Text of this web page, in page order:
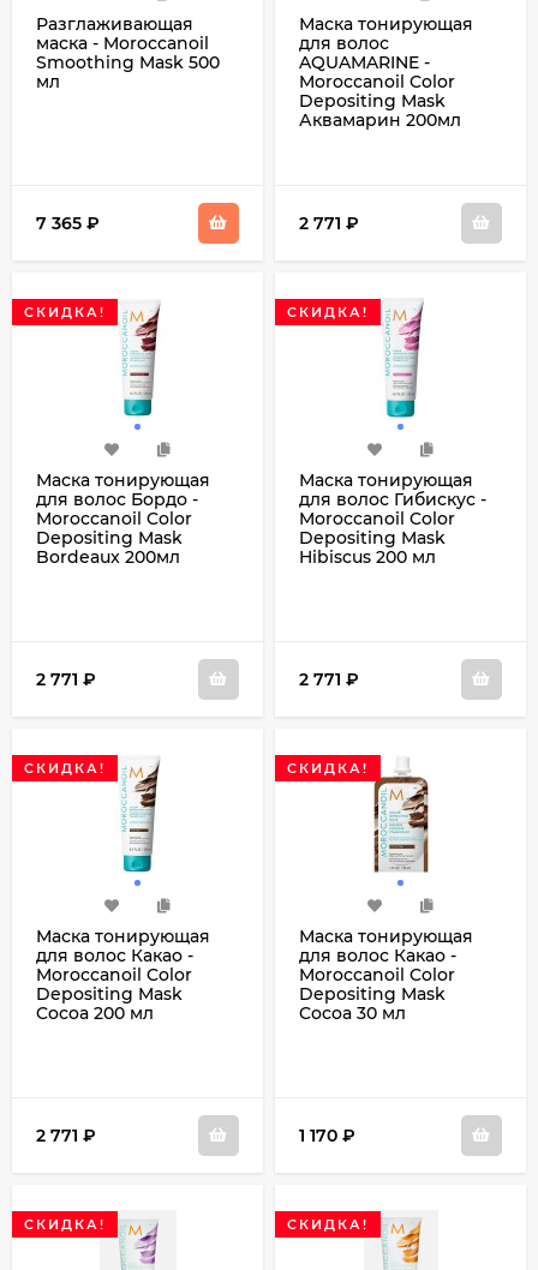
Разглаживающая
маска - Moroccanoil
Smoothing Mask 500
мл
7 365 ₽
Маска тонирующая
для волос
AQUAMARINE -
Moroccanoil Color
Depositing Mask
Аквамарин 200мл
2 771 ₽
СКИДКА!
Маска тонирующая
для волос Бордо -
Moroccanoil Color
Depositing Mask
Bordeaux 200мл
2 771 ₽
СКИДКА!
Маска тонирующая
для волос Гибискус -
Moroccanoil Color
Depositing Mask
Hibiscus 200 мл
2 771 ₽
СКИДКА!
Маска тонирующая
для волос Какао -
Moroccanoil Color
Depositing Mask
Cocoa 200 мл
2 771 ₽
СКИДКА!
Маска тонирующая
для волос Какао -
Moroccanoil Color
Depositing Mask
Cocoa 30 мл
1 170 ₽
СКИДКА! СКИДКА!